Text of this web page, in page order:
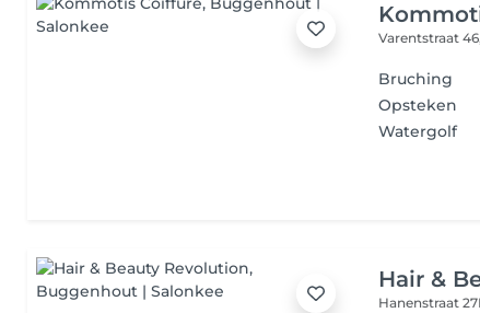
Varentstraat 46,
Bruching
Opsteken
Watergolf
Hair &
Hanenstraat